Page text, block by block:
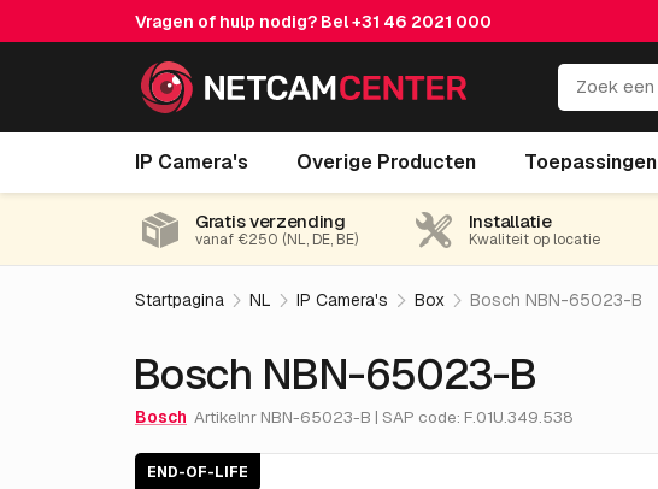
Vragen of hulp nodig? Bel+31 46 2021 000
IP Camera's Overige Producten Toepassingen
Bosch NBN-65023-B End-of-life
Gratis verzending
vanaf €250 (NL, DE, BE)
Installatie
Kwaliteit op locatie
Startpagina NL IP Camera's Box Bosch NBN-65023-B
Bosch NBN-65023-B
Bosch Artikelnr NBN-65023-B | SAP code: F.01U.349.538
END-OF-LIFE